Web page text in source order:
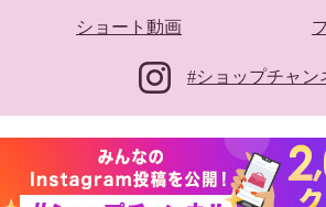
ショート動画
#ショップチャン